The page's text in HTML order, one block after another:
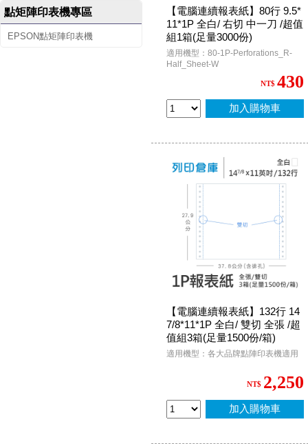
點矩陣印表機專區
EPSON點矩陣印表機
【電腦連續報表紙】80行 9.5*
11*1P 全白/ 右切 中一刀 /超值
組1箱(足量3000份)
適用機型：80-1P-Perforations_R-
Half_Sheet-W
NT$ 430
加入購物車
【電腦連續報表紙】132行 14
7/8*11*1P 全白/ 雙切 全張 /超
值組3箱(足量1500份/箱)
適用機型：各大品牌點陣印表機適用
NT$ 2,250
加入購物車